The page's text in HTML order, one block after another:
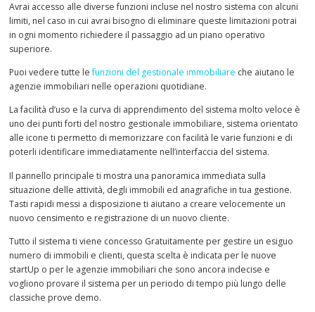
Avrai accesso alle diverse funzioni incluse nel nostro sistema con alcuni
limiti, nel caso in cui avrai bisogno di eliminare queste limitazioni potrai
in ogni momento richiedere il passaggio ad un piano operativo
superiore.
Puoi vedere tutte lefunzioni del gestionale immobiliare che aiutano le
agenzie immobiliari nelle operazioni quotidiane.
La facilità d’uso e la curva di apprendimento del sistema molto veloce è
uno dei punti forti del nostro gestionale immobiliare, sistema orientato
alle icone ti permetto di memorizzare con facilità le varie funzioni e di
poterli identificare immediatamente nell’interfaccia del sistema.
Il pannello principale ti mostra una panoramica immediata sulla
situazione delle attività, degli immobili ed anagrafiche in tua gestione.
Tasti rapidi messi a disposizione ti aiutano a creare velocemente un
nuovo censimento e registrazione di un nuovo cliente.
Tutto il sistema ti viene concesso Gratuitamente per gestire un esiguo
numero di immobili e clienti, questa scelta è indicata per le nuove
startUp o per le agenzie immobiliari che sono ancora indecise e
vogliono provare il sistema per un periodo di tempo più lungo delle
classiche prove demo.